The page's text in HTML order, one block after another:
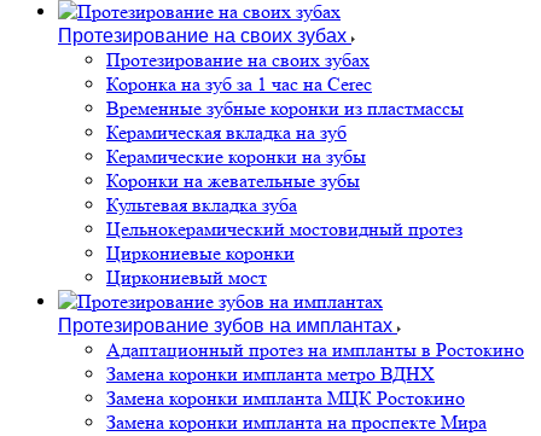
Протезирование на своих зубах
Протезирование на своих зубах
Коронка на зуб за 1 час на Cerec
Временные зубные коронки из пластмассы
Керамическая вкладка на зуб
Керамические коронки на зубы
Коронки на жевательные зубы
Культевая вкладка зуба
Цельнокерамический мостовидный протез
Циркониевые коронки
Циркониевый мост
Протезирование зубов на имплантах
Адаптационный протез на импланты в Ростокино
Замена коронки импланта метро ВДНХ
Замена коронки импланта МЦК Ростокино
Замена коронки импланта на проспекте Мира